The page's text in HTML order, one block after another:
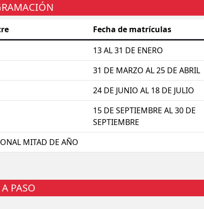
Fecha de matrículas
13 AL 31 DE ENERO
31 DE MARZO AL 25 DE ABRIL
24 DE JUNIO AL 18 DE JULIO
15 DE SEPTIEMBRE AL 30 DE
SEPTIEMBRE
MITAD DE AÑO
PASO